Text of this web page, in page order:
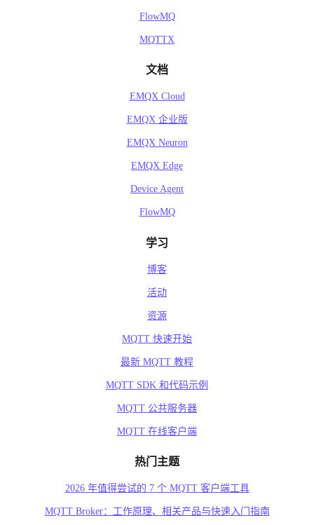
FlowMQ
MQTTX
文档
EMQX Cloud
EMQX 企业版
EMQX Neuron
EMQX Edge
Device Agent
FlowMQ
学习
博客
活动
资源
MQTT 快速开始
最新 MQTT 教程
MQTT SDK 和代码示例
MQTT 公共服务器
MQTT 在线客户端
热门主题
2026 年值得尝试的 7 个 MQTT 客户端工具
MQTT Broker：工作原理、相关产品与快速入门指南